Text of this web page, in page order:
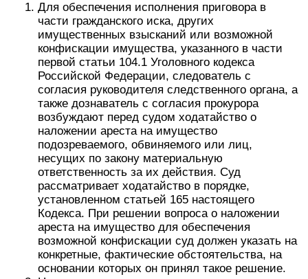
Для обеспечения исполнения приговора в
части гражданского иска, других
имущественных взысканий или возможной
конфискации имущества, указанного в части
первой статьи 104.1 Уголовного кодекса
Российской Федерации, следователь с
согласия руководителя следственного органа, а
также дознаватель с согласия прокурора
возбуждают перед судом ходатайство о
наложении ареста на имущество
подозреваемого, обвиняемого или лиц,
несущих по закону материальную
ответственность за их действия. Суд
рассматривает ходатайство в порядке,
установленном статьей 165 настоящего
Кодекса. При решении вопроса о наложении
ареста на имущество для обеспечения
возможной конфискации суд должен указать на
конкретные, фактические обстоятельства, на
основании которых он принял такое решение.